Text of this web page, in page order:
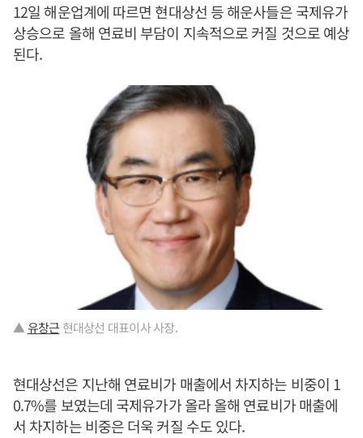
12일 해운업계에 따르면 현대상선 등 해운사들은 국제유가
상승으로 올해 연료비 부담이 지속적으로 커질 것으로 예상
된다.
▲유창근 현대상선 대표이사 사장.
현대상선은 지난해 연료비가 매출에서 차지하는 비중이 1
0.7%를 보였는데 국제유가가 올라 올해 연료비가 매출에
서 차지하는 비중은 더욱 커질 수도 있다.